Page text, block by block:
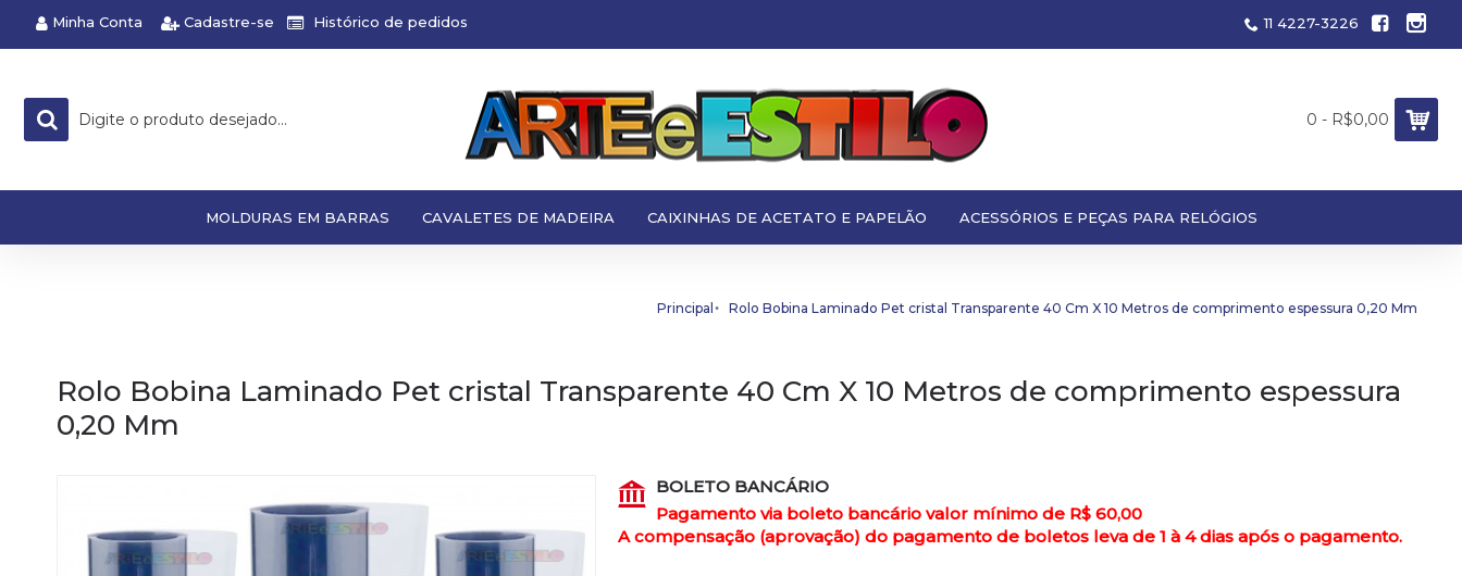
Minha Conta Cadastre-se Histórico de pedidos 11 4227-3226
0 - R$0,00
MOLDURAS EM BARRAS CAVALETES DE MADEIRA CAIXINHAS DE ACETATO E PAPELÃO ACESSÓRIOS E PEÇAS PARA RELÓGIOS
Principal Rolo Bobina Laminado Pet cristal Transparente 40 Cm X 10 Metros de comprimento espessura 0,20 Mm
Rolo Bobina Laminado Pet cristal Transparente 40 Cm X 10 Metros de comprimento espessura
0,20 Mm
BOLETO BANCÁRIO
Pagamento via boleto bancário valor mínimo de R$ 60,00
A compensação (aprovação) do pagamento de boletos leva de 1 à 4 dias após o pagamento.